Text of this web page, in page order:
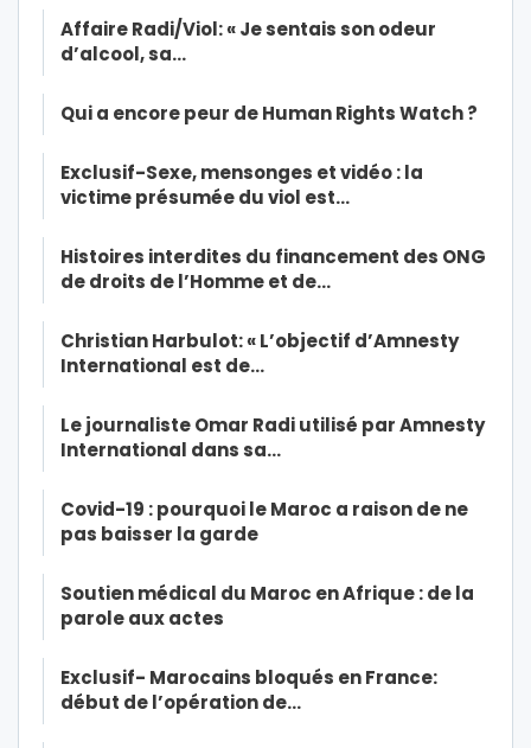
Affaire Radi/Viol: « Je sentais son odeur
d’alcool, sa…
Qui a encore peur de Human Rights Watch ?
Exclusif-Sexe, mensonges et vidéo : la
victime présumée du viol est…
Histoires interdites du financement des ONG
de droits de l’Homme et de…
Christian Harbulot: « L’objectif d’Amnesty
International est de…
Le journaliste Omar Radi utilisé par Amnesty
International dans sa…
Covid-19 : pourquoi le Maroc a raison de ne
pas baisser la garde
Soutien médical du Maroc en Afrique : de la
parole aux actes
Exclusif- Marocains bloqués en France:
début de l’opération de…